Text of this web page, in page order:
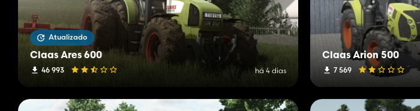
Atualizado
Claas Ares 600
46 993 há 4 dias
Claas Arion 500
7 569